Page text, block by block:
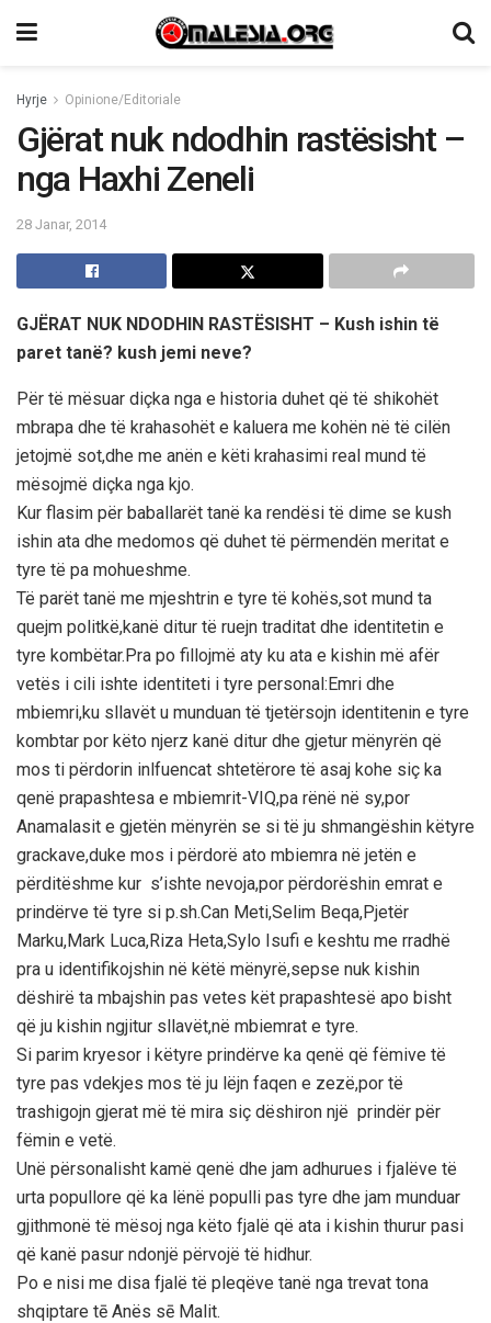
Hyrje Opinione/Editoriale
Gjërat nuk ndodhin rastësisht –
nga Haxhi Zeneli
28 Janar, 2014
GJËRAT NUK NDODHIN RASTËSISHT – Kush ishin të
paret tanë? kush jemi neve?
Për të mësuar diçka nga e historia duhet që të shikohët
mbrapa dhe të krahasohët e kaluera me kohën në të cilën
jetojmë sot,dhe me anën e këti krahasimi real mund të
mësojmë diçka nga kjo.
Kur flasim për baballarët tanë ka rendësi të dime se kush
ishin ata dhe medomos që duhet të përmendën meritat e
tyre të pa mohueshme.
Të parët tanë me mjeshtrin e tyre të kohës,sot mund ta
quejm politkë,kanë ditur të ruejn traditat dhe identitetin e
tyre kombëtar.Pra po fillojmë aty ku ata e kishin më afër
vetës i cili ishte identiteti i tyre personal:Emri dhe
mbiemri,ku sllavët u munduan të tjetërsojn identitenin e tyre
kombtar por këto njerz kanë ditur dhe gjetur mënyrën që
mos ti përdorin inlfuencat shtetërore të asaj kohe siç ka
qenë prapashtesa e mbiemrit-VIQ,pa rënë në sy,por
Anamalasit e gjetën mënyrën se si të ju shmangëshin këtyre
grackave,duke mos i përdorë ato mbiemra në jetën e
përditëshme kur s’ishte nevoja,por përdorëshin emrat e
prindërve të tyre si p.sh.Can Meti,Selim Beqa,Pjetër
Marku,Mark Luca,Riza Heta,Sylo Isufi e keshtu me rradhë
pra u identifikojshin në këtë mënyrë,sepse nuk kishin
dëshirë ta mbajshin pas vetes kët prapashtesë apo bisht
që ju kishin ngjitur sllavët,në mbiemrat e tyre.
Si parim kryesor i këtyre prindërve ka qenë që fëmive të
tyre pas vdekjes mos të ju lëjn faqen e zezë,por të
trashigojn gjerat më të mira siç dëshiron një prindër për
fëmin e vetë.
Unë përsonalisht kamë qenë dhe jam adhurues i fjalëve të
urta popullore që ka lënë populli pas tyre dhe jam munduar
gjithmonë të mësoj nga këto fjalë që ata i kishin thurur pasi
që kanë pasur ndonjë përvojë të hidhur.
Po e nisi me disa fjalë të pleqëve tanë nga trevat tona
shqiptare tē Anës sē Malit.